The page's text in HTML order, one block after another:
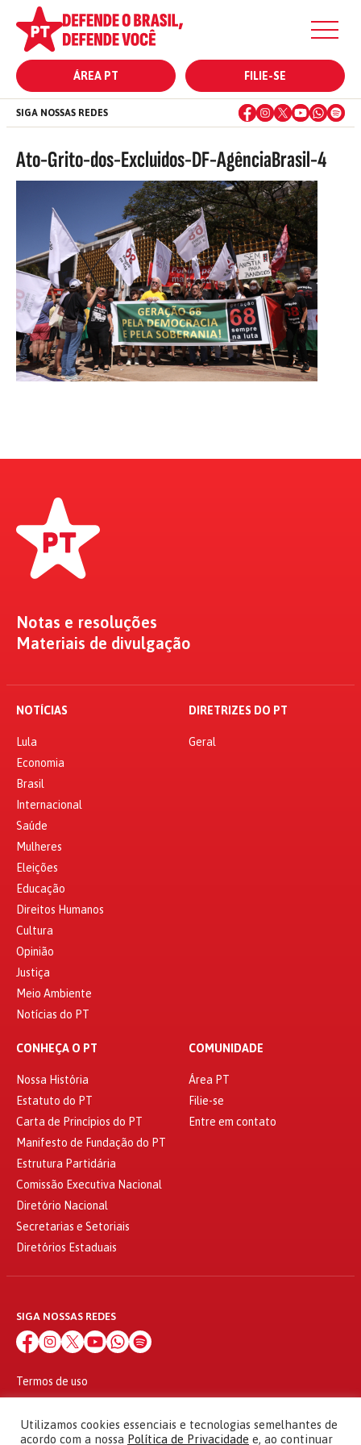
ÁREA PT FILIE-SE
SIGA NOSSAS REDES
Ato-Grito-dos-Excluidos-DF-AgênciaBrasil-4
Notas e resoluções
Materiais de divulgação
NOTÍCIAS
Lula
Economia
Brasil
Internacional
Saúde
Mulheres
Eleições
Educação
Direitos Humanos
Cultura
Opinião
Justiça
Meio Ambiente
Notícias do PT
DIRETRIZES DO PT
Geral
CONHEÇA O PT
Nossa História
Estatuto do PT
Carta de Princípios do PT
Manifesto de Fundação do PT
Estrutura Partidária
Comissão Executiva Nacional
Diretório Nacional
Secretarias e Setoriais
Diretórios Estaduais
COMUNIDADE
Área PT
Filie-se
Entre em contato
SIGA NOSSAS REDES
Termos de uso
© 2010 - 2026
Partido dos Trabalhadores Todos os direitos reservados
Utilizamos cookies essenciais e tecnologias semelhantes de
acordo com a nossa Política de Privacidade e, ao continuar